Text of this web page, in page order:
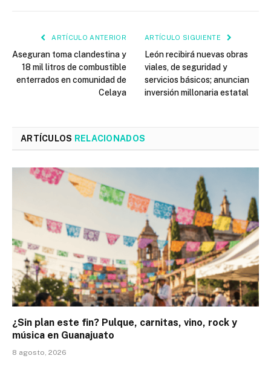
ARTÍCULO ANTERIOR
Aseguran toma clandestina y
18 mil litros de combustible
enterrados en comunidad de
Celaya
ARTÍCULO SIGUIENTE
León recibirá nuevas obras
viales, de seguridad y
servicios básicos; anuncian
inversión millonaria estatal
ARTÍCULOS RELACIONADOS
¿Sin plan este fin? Pulque, carnitas, vino, rock y
música en Guanajuato
8 agosto, 2026